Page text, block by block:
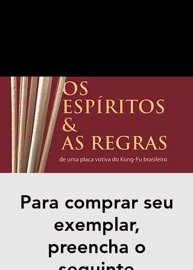
Para comprar seu
exemplar,
preencha o